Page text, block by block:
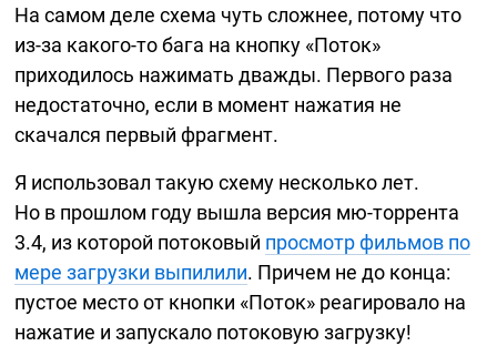
На самом деле схема чуть сложнее, потому что
из-за какого-тобага на кнопку «Поток»
приходилось нажимать дважды. Первого раза
недостаточно, если в момент нажатия не
скачался первый фрагмент.
Я использовал такую схему несколько лет.
Но в прошлом году вышла версия мю-торрента
3.4, из которой потоковый просмотр фильмов по
мере загрузки выпилили. Причем не до конца:
пустое место от кнопки «Поток» реагировало на
нажатие и запускало потоковую загрузку!